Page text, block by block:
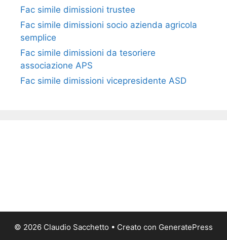
Fac simile dimissioni trustee​​​
Fac simile ​dimissioni socio azienda agricola
semplice​​​
Fac simile dimissioni da tesoriere
associazione APS​​
Fac simile dimissioni vicepresidente ASD​​
© 2026 Claudio Sacchetto • Creato con GeneratePress